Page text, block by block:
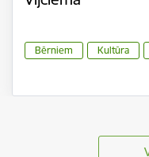
Bērniem Kultūra